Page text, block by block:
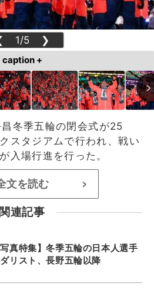
1/5 ❯
caption +
冬季五輪の閉会式が25
スタジアムで行われ、戦い
入場行進を行った。
文を読む >
関連記事
写真特集】冬季五輪の日本人選手
ダリスト、長野五輪以降